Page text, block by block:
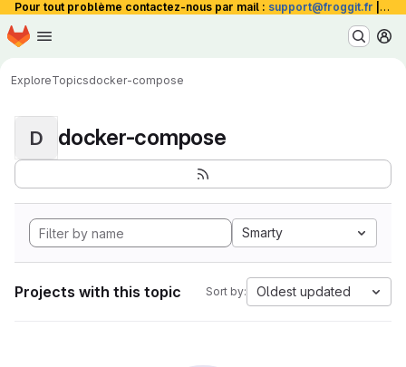
Pour tout problème contactez-nous par mail : support@froggit.fr La
Skip to main content
Homepage
ExploreTopicsdocker-compose
D docker-compose
Smarty
Projects with this topic Sort by: Oldest updated